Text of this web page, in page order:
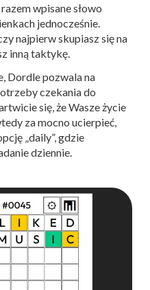
wpisane słowo
jednocześnie.
najpierw skupiasz się na
inną taktykę.
Dordle pozwala na
czekania do
się, że Wasze życie
za mocno ucierpieć,
„daily”, gdzie
dziennie.